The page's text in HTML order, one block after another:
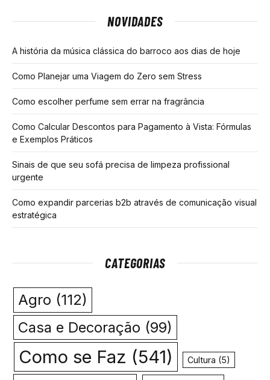
NOVIDADES
A história da música clássica do barroco aos dias de hoje
Como Planejar uma Viagem do Zero sem Stress
Como escolher perfume sem errar na fragrância
Como Calcular Descontos para Pagamento à Vista: Fórmulas
e Exemplos Práticos
Sinais de que seu sofá precisa de limpeza profissional
urgente
Como expandir parcerias b2b através de comunicação visual
estratégica
CATEGORIAS
Agro (112)
Casa e Decoração (99)
Como se Faz (541) Cultura (5)